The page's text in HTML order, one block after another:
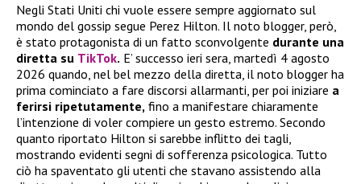
Negli Stati Uniti chi vuole essere sempre aggiornato sul
mondo del gossip segue Perez Hilton. Il noto blogger, però,
è stato protagonista di un fatto sconvolgente durante una
diretta su TikTok. E’ successo ieri sera, martedì 4 agosto
2026 quando, nel bel mezzo della diretta, il noto blogger ha
prima cominciato a fare discorsi allarmanti, per poi iniziare a
ferirsi ripetutamente, fino a manifestare chiaramente
l’intenzione di voler compiere un gesto estremo. Secondo
quanto riportato Hilton si sarebbe inflitto dei tagli,
mostrando evidenti segni di sofferenza psicologica. Tutto
ciò ha spaventato gli utenti che stavano assistendo alla